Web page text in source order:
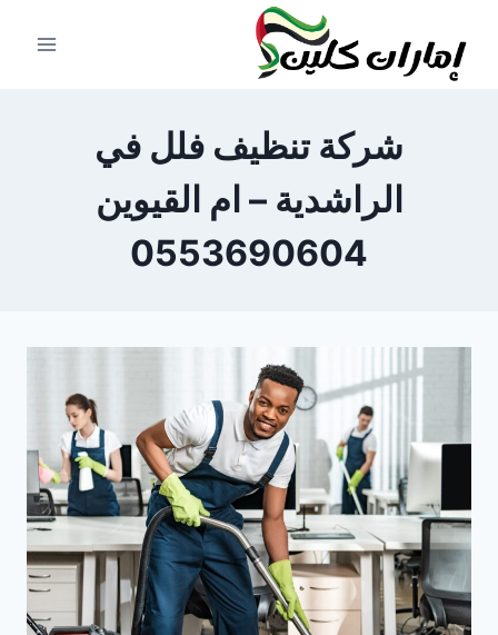
المحتوى
شركة تنظيف فلل في
الراشدية – ام القيوين
0553690604